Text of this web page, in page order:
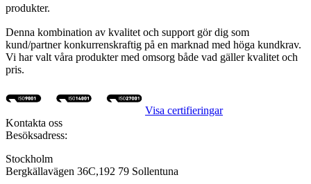
produkter.
Denna kombination av kvalitet och support gör dig som
kund/partner konkurrenskraftig på en marknad med höga kundkrav.
Vi har valt våra produkter med omsorg både vad gäller kvalitet och
pris.
Visa certifieringar
Kontakta oss
Besöksadress:
Stockholm
Bergkällavägen 36C,192 79 Sollentuna